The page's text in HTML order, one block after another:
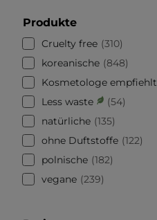
Produkte
Cruelty free 310
koreanische 848
Kosmetologe empfiehlt
Less waste
54
natürliche 135
ohne Duftstoffe 122
polnische 182
vegane 239